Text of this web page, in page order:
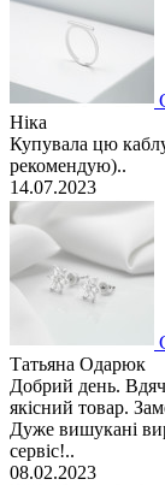
Ніка
Купувала цю
рекомендую)..
14.07.2023
Татьяна Одарюк
Добрий день.
якісний товар.
Дуже вишукані
сервіс!..
08.02.2023